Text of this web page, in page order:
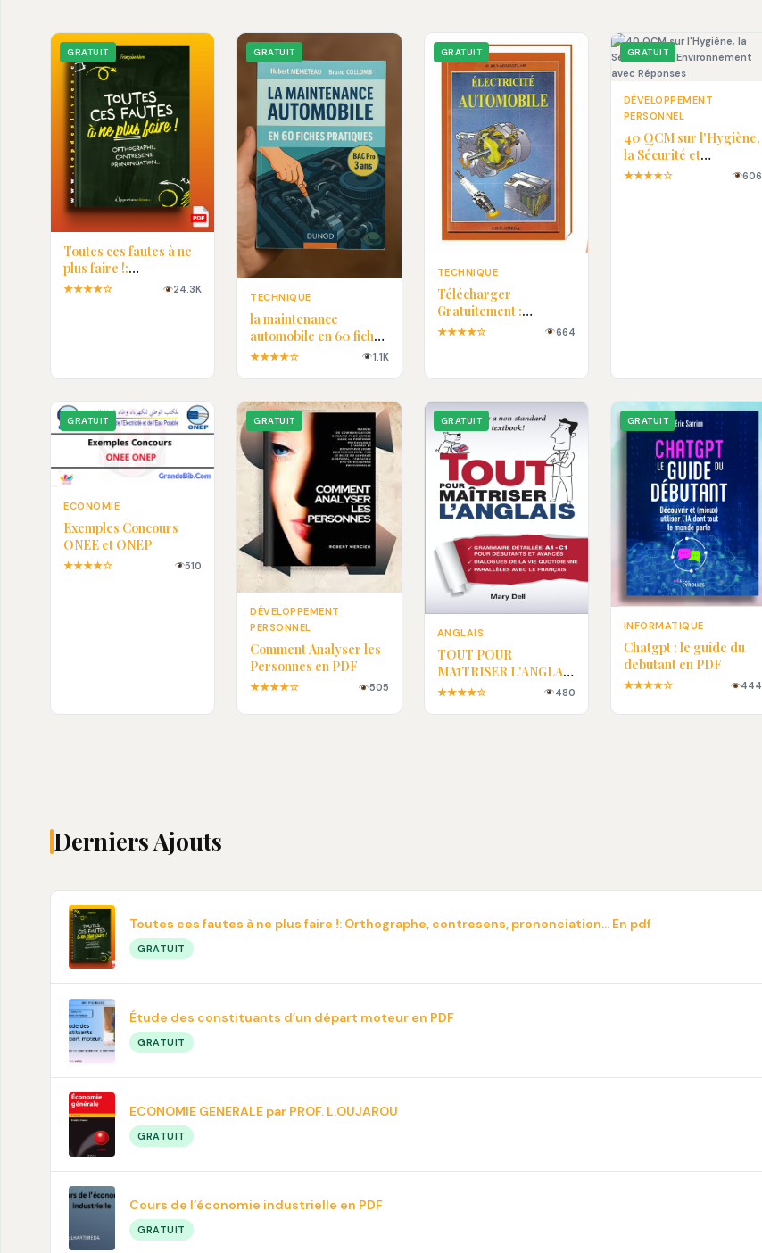
GRATUIT
Toutes ces fautes à ne
plus faire !:
Orthographe,
★★★★☆ 24.3K
GRATUIT
TECHNIQUE
la maintenance
automobile en 60 fiches
pratiques en PDF
★★★★☆ 1.1K
GRATUIT
TECHNIQUE
Télécharger
Gratuitement :
Électricité Automobile
★★★★☆ 664
GRATUIT
DÉVELOPPEMENT
PERSONNEL
40 QCM sur l'Hygiène,
la Sécurité et
l'Environnement avec
★★★★☆ 606
GRATUIT
ECONOMIE
Exemples Concours
ONEE et ONEP
★★★★☆ 510
GRATUIT
DÉVELOPPEMENT
PERSONNEL
Comment Analyser les
Personnes en PDF
★★★★☆ 505
GRATUIT
ANGLAIS
TOUT POUR
MAȊTRISER L'ANGLAIS
EN PDF
★★★★☆ 480
GRATUIT
INFORMATIQUE
Chatgpt : le guide du
debutant en PDF
★★★★☆ 444
Derniers Ajouts
Toutes ces fautes à ne plus faire !: Orthographe, contresens, prononciation… En pdf
GRATUIT
Étude des constituants d’un départ moteur en PDF
GRATUIT
ECONOMIE GENERALE par PROF. L.OUJAROU
GRATUIT
Cours de l’économie industrielle en PDF
GRATUIT